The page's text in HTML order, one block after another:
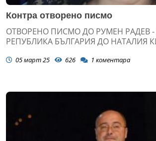
Контра отворено писмо
ОТВОРЕНО ПИСМО ДО РУМЕН РАДЕВ
РЕПУБЛИКА БЪЛГАРИЯ ДО НАТАЛИЯ
05 март 25 626 1 коментара